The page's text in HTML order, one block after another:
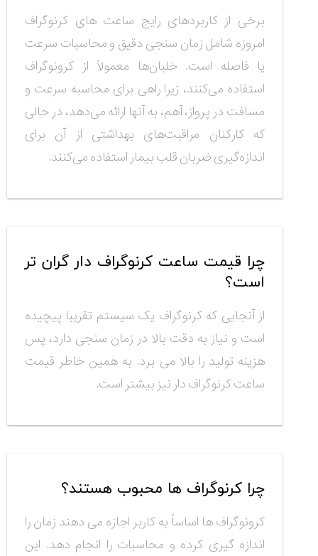
برخی از کاربردهای رایج ساعت های کرنوگراف
امروزه شامل زمان سنجی دقیق و محاسبات سرعت
یا فاصله است. خلبان‌ها معمولاً از کرونوگراف
استفاده می‌کنند، زیرا راهی برای محاسبه سرعت و
مسافت در پرواز، آهم، به آنها ارائه می‌دهد، در حالی
که کارکنان مراقبت‌های بهداشتی از آن برای
اندازه‌گیری ضربان قلب بیمار استفاده می‌کنند.
چرا قیمت ساعت کرنوگراف دار گران تر
است؟
از آنجایی که کرنوگراف یک سیستم تقریبا پیچیده
است و نیاز به دقت بالا در زمان سنجی دارد، پس
هزینه تولید را بالا می برد. به همین خاطر قیمت
ساعت کرنوگراف دار نیز بیشتر است.
چرا کرنوگراف ها محبوب هستند؟
کرونوگراف ها اساساً به کاربر اجازه می دهند زمان را
اندازه گیری کرده و محاسبات را انجام دهد. این